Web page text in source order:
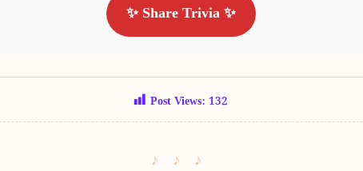
✨ Share Trivia ✨
Post Views: 132